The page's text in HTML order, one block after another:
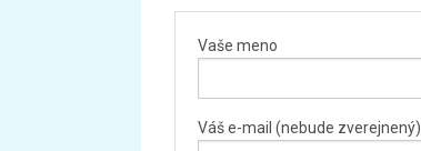
Vaše meno
Váš e-mail (nebude zverejnený)